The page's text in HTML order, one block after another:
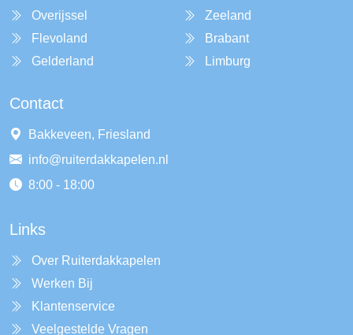
Overijssel
Flevoland
Gelderland
Zeeland
Brabant
Limburg
Contact
Bakkeveen, Friesland
info@ruiterdakkapelen.nl
8:00 - 18:00
Links
Over Ruiterdakkapelen
Werken Bij
Klantenservice
Veelgestelde Vragen